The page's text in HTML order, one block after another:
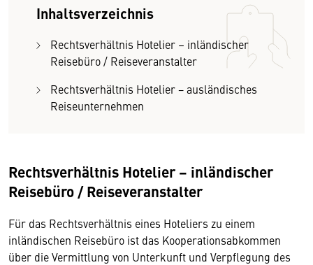
Inhaltsverzeichnis
Rechtsverhältnis Hotelier – inländischer
Reisebüro / Reiseveranstalter
Rechtsverhältnis Hotelier − ausländisches
Reiseunternehmen
Rechtsverhältnis Hotelier – inländischer
Reisebüro / Reiseveranstalter
Für das Rechtsverhältnis eines Hoteliers zu einem
inländischen Reisebüro ist das Kooperationsabkommen
über die Vermittlung von Unterkunft und Verpflegung des